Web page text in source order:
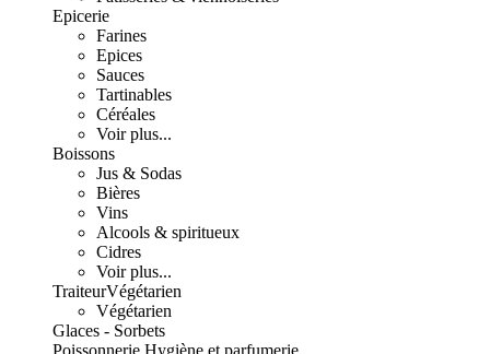
Epicerie
Farines
Epices
Sauces
Tartinables
Céréales
Voir plus...
Boissons
Jus & Sodas
Bières
Vins
Alcools & spiritueux
Cidres
Voir plus...
TraiteurVégétarien
Végétarien
Glaces - Sorbets
Poissonnerie Hygiène et parfumerie